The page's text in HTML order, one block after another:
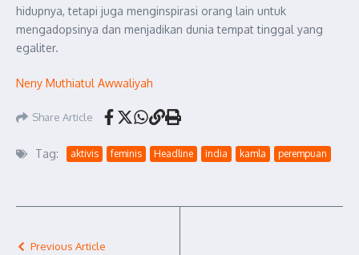
hidupnya, tetapi juga menginspirasi orang lain untuk
mengadopsinya dan menjadikan dunia tempat tinggal yang
egaliter.
Neny Muthiatul Awwaliyah
Share Article
Tag: aktivis feminis Headline india kamla perempuan
Previous Article